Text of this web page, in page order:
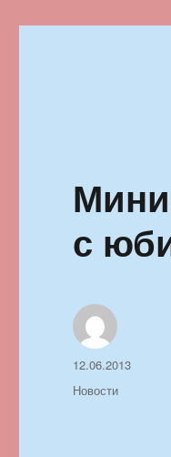
с
Автор
Опубликовано
12.06.2013
Рубрики
Новости